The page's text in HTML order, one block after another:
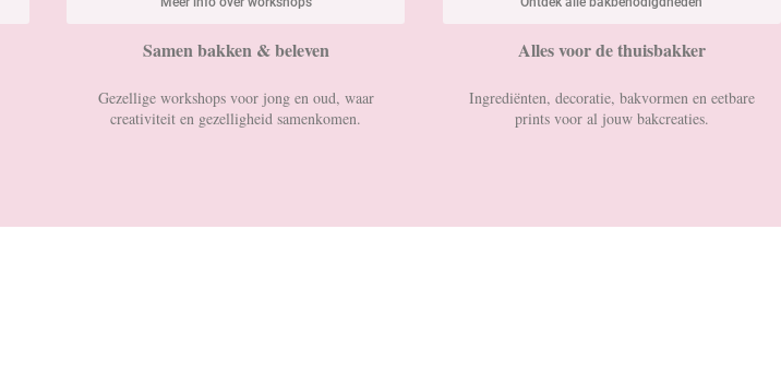
Samen bakken & beleven
Gezellige workshops voor jong en oud, waar
creativiteit en gezelligheid samenkomen.
Alles voor de thuisbakker
Ingrediënten, decoratie, bakvormen en eetbare
prints voor al jouw bakcreaties.